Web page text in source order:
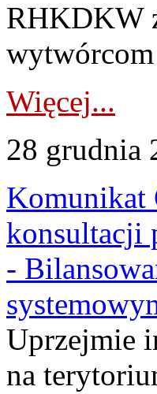
RHKDKW
Więcej...
28 grudnia
Komunikat
konsultacji
-
Uprzejmie
na